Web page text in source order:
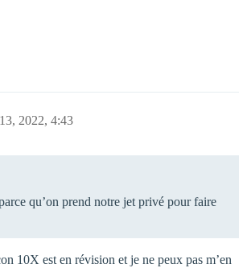
2022, 4:43
qu’on prend notre jet privé pour faire
10X est en révision et je ne peux pas m’en